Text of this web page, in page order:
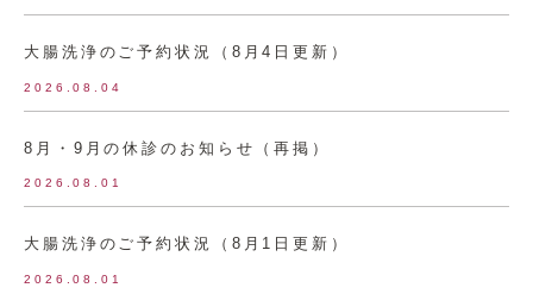
大腸洗浄のご予約状況（8月4日更新）
2026.08.04
8月・9月の休診のお知らせ（再掲）
2026.08.01
大腸洗浄のご予約状況（8月1日更新）
2026.08.01